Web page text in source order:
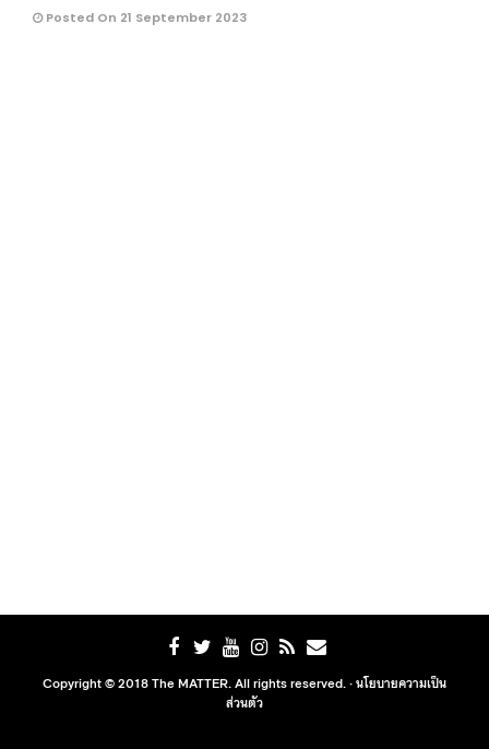
Posted On 21 September 2023
Copyright © 2018 The MATTER. All rights reserved. ·นโยบายความเป็น
ส่วนตัว